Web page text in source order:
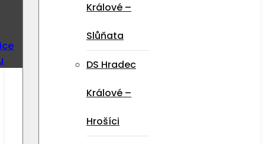
Králové –
Slůňata
DS Hradec
Králové –
Hrošíci